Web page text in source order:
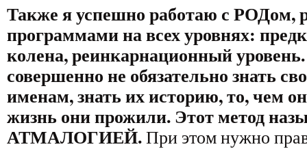
Также я успешно работаю с РОДом,
программами на всех уровнях:
колена, реинкарнационный
совершенно не обязательно знать
именам, знать их историю, то, чем
жизнь они прожили. Этот метод
АТМАЛОГИЕЙ.При этом нужно